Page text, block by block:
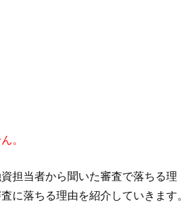
。
担当者から聞いた審査で落ちる理
に落ちる理由を紹介していきます。